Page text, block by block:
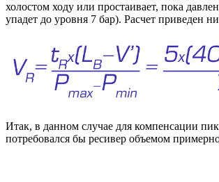
холостом ходу или простаивает, пока
упадет до уровня 7 бар). Расчет приведен
Итак, в данном случае для компенсации
потребовался бы ресивер объемом